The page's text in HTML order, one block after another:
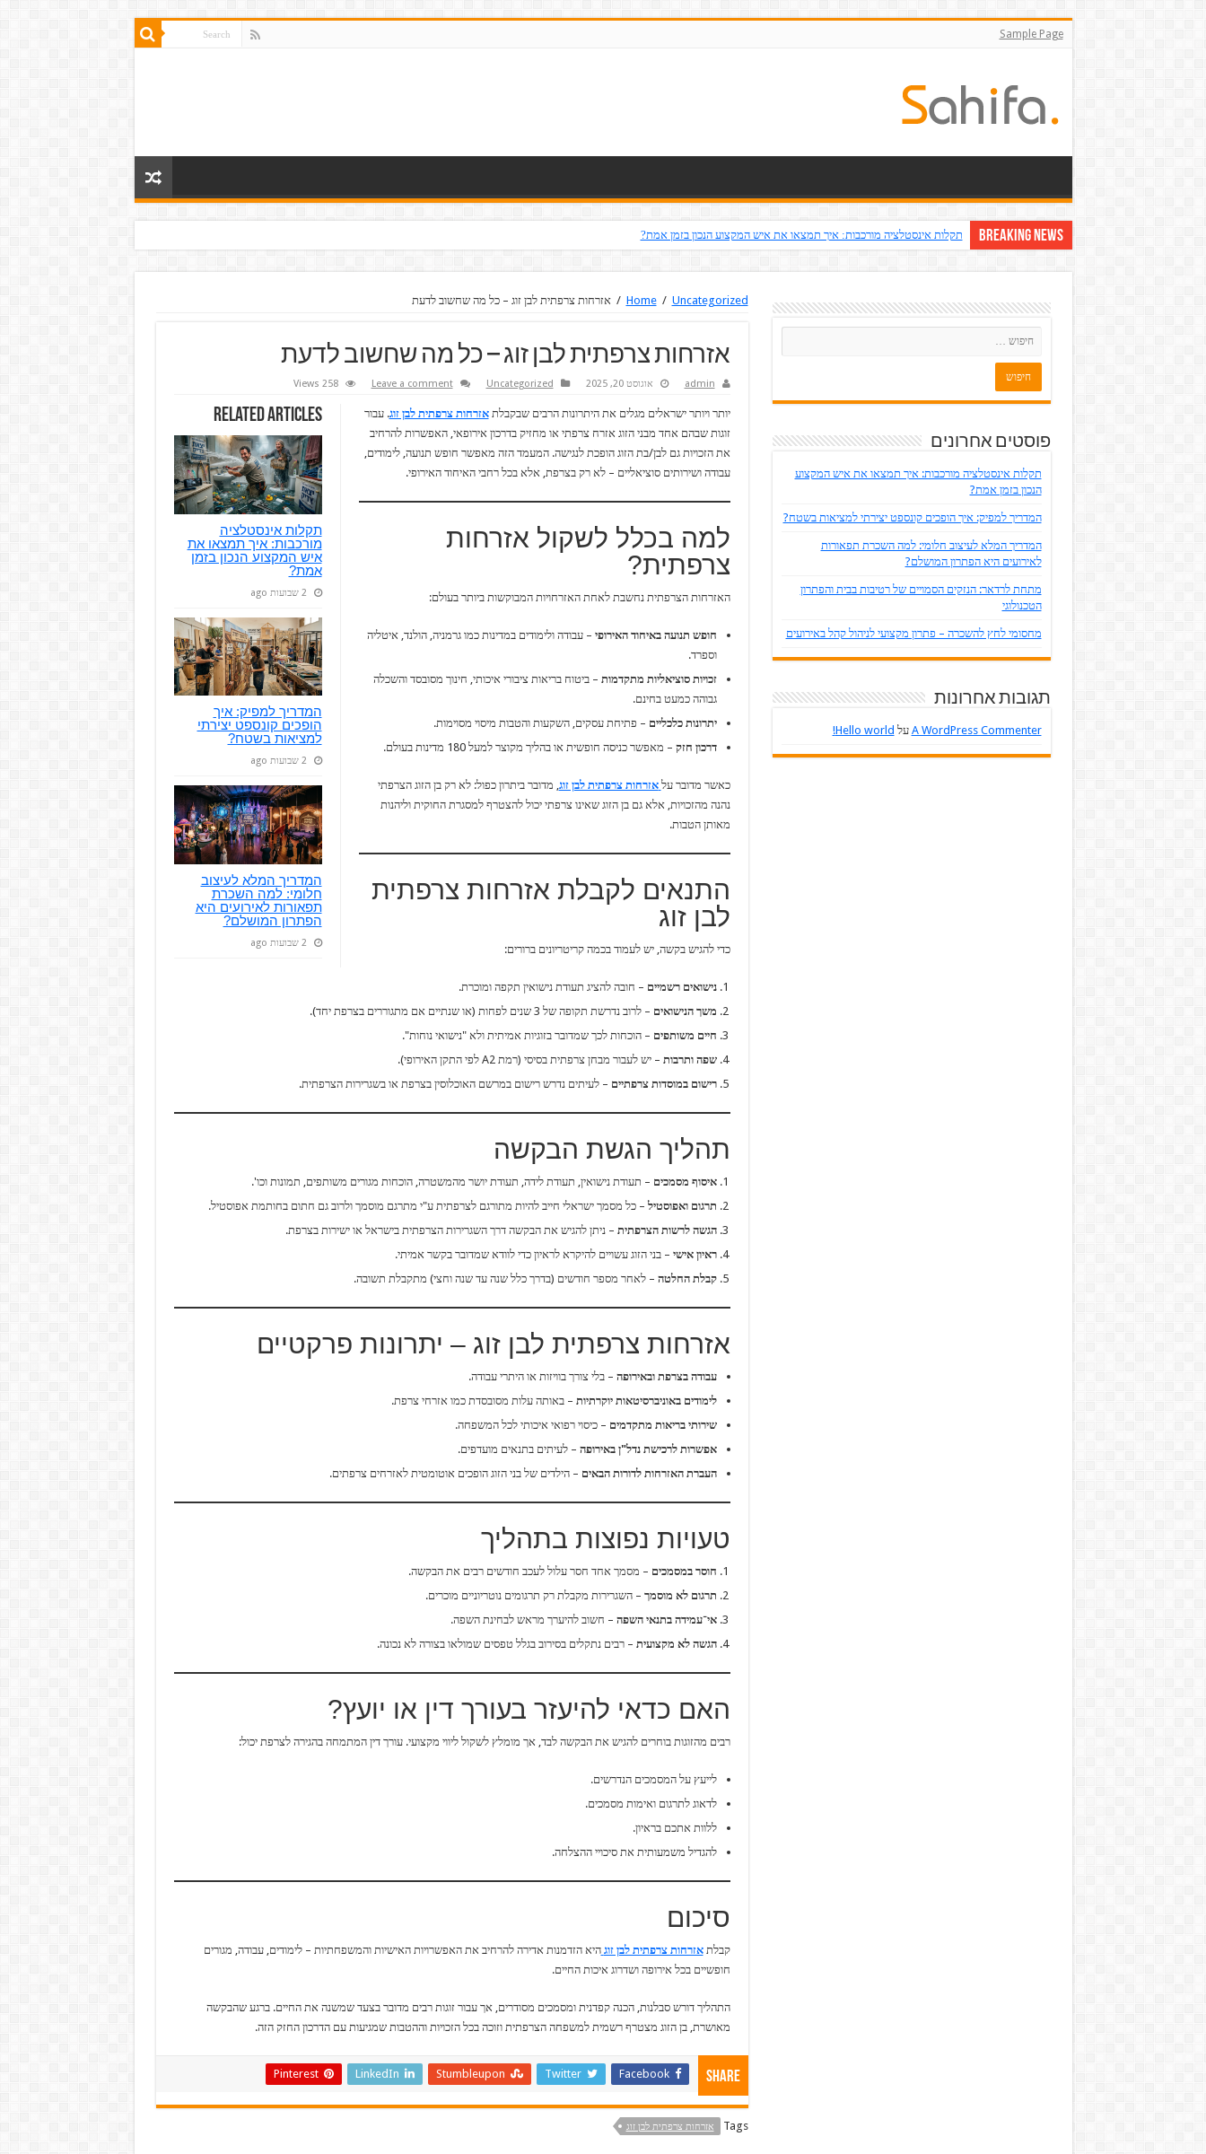
Sample Page
Breaking News תקלות אינסטלציה מורכבות: איך תמצאו את איש המקצוע הנכון בזמן אמת?
Home / Uncategorized
/ אזרחות צרפתית לבן זוג – כל מה שחשוב לדעת
אזרחות צרפתית לבן זוג – כל מה שחשוב לדעת
admin אוגוסט 20, 2025 Uncategorized
Leave a comment
258 Views
Related Articles
תקלות אינסטלציה
מורכבות: איך תמצאו את
איש המקצוע הנכון בזמן
אמת?
2 שבועות ago
המדריך למפיק: איך
הופכים קונספט יצירתי
למציאות בשטח?
2 שבועות ago
המדריך המלא לעיצוב
חלומי: למה השכרת
תפאורות לאירועים היא
הפתרון המושלם?
2 שבועות ago
יותר ויותר ישראלים מגלים את היתרונות הרבים שבקבלתאזרחות צרפתית לבן זוג. עבור
זוגות שבהם אחד מבני הזוג אזרח צרפתי או מחזיק בדרכון אירופאי, האפשרות להרחיב
את הזכויות גם לבן/בת הזוג הופכת לנגישה. המעמד הזה מאפשר חופש תנועה, לימודים,
עבודה ושירותים סוציאליים – לא רק בצרפת, אלא בכל רחבי האיחוד האירופי.
למה בכלל לשקול אזרחות
צרפתית?
האזרחות הצרפתית נחשבת לאחת האזרחויות המבוקשות ביותר בעולם:
חופש תנועה באיחוד האירופי – עבודה ולימודים במדינות כמו גרמניה, הולנד, איטליה
וספרד.
זכויות סוציאליות מתקדמות – ביטוח בריאות ציבורי איכותי, חינוך מסובסד והשכלה
גבוהה כמעט בחינם.
יתרונות כלכליים – פתיחת עסקים, השקעות והטבות מיסוי מסוימות.
דרכון חזק – מאפשר כניסה חופשית או בהליך מקוצר למעל 180 מדינות בעולם.
כאשר מדובר על אזרחות צרפתית לבן זוג , מדובר ביתרון כפול: לא רק בן הזוג הצרפתי
נהנה מהזכויות, אלא גם בן הזוג שאינו צרפתי יכול להצטרף למסגרת החוקית וליהנות
מאותן הטבות.
התנאים לקבלת אזרחות צרפתית
לבן זוג
כדי להגיש בקשה, יש לעמוד בכמה קריטריונים ברורים:
נישואים רשמיים – חובה להציג תעודת נישואין תקפה ומוכרת.
משך הנישואים – לרוב נדרשת תקופה של 3 שנים לפחות (או שנתיים אם מתגוררים בצרפת יחד).
חיים משותפים – הוכחות לכך שמדובר בזוגיות אמיתית ולא "נישואי נוחות".
שפה ותרבות – יש לעבור מבחן צרפתית בסיסי (רמת A2 לפי התקן האירופי).
רישום במוסדות צרפתיים – לעיתים נדרש רישום במרשם האוכלוסין בצרפת או בשגרירות הצרפתית.
תהליך הגשת הבקשה
איסוף מסמכים – תעודת נישואין, תעודת לידה, תעודת יושר מהמשטרה, הוכחות מגורים משותפים, תמונות וכו'.
תרגום ואפוסטיל – כל מסמך ישראלי חייב להיות מתורגם לצרפתית ע"י מתרגם מוסמך ולרוב גם חתום בחותמת אפוסטיל.
הגשה לרשות הצרפתית – ניתן להגיש את הבקשה דרך השגרירות הצרפתית בישראל או ישירות בצרפת.
ראיון אישי – בני הזוג עשויים להיקרא לראיון כדי לוודא שמדובר בקשר אמיתי.
קבלת החלטה – לאחר מספר חודשים (בדרך כלל שנה עד שנה וחצי) מתקבלת תשובה.
אזרחות צרפתית לבן זוג – יתרונות פרקטיים
עבודה בצרפת ובאירופה – בלי צורך בוויזות או היתרי עבודה.
לימודים באוניברסיטאות יוקרתיות – באותה עלות מסובסדת כמו אזרחי צרפת.
שירותי בריאות מתקדמים – כיסוי רפואי איכותי לכל המשפחה.
אפשרות לרכישת נדל"ן באירופה – לעיתים בתנאים מועדפים.
העברת האזרחות לדורות הבאים – הילדים של בני הזוג הופכים אוטומטית לאזרחים צרפתים.
טעויות נפוצות בתהליך
חוסר במסמכים – מסמך אחד חסר עלול לעכב חודשים רבים את הבקשה.
תרגום לא מוסמך – השגרירות מקבלת רק תרגומים נוטריוניים מוכרים.
אי־עמידה בתנאי השפה – חשוב להיערך מראש לבחינת השפה.
הגשה לא מקצועית – רבים נתקלים בסירוב בגלל טפסים שמולאו בצורה לא נכונה.
האם כדאי להיעזר בעורך דין או יועץ?
רבים מהזוגות בוחרים להגיש את הבקשה לבד, אך מומלץ לשקול ליווי מקצועי. עורך דין המתמחה בהגירה לצרפת יכול:
לייעץ על המסמכים הנדרשים.
לדאוג לתרגום ואימות מסמכים.
ללוות אתכם בראיון.
להגדיל משמעותית את סיכויי ההצלחה.
סיכום
קבלתאזרחות צרפתית לבן זוג היא הזדמנות אדירה להרחיב את האפשרויות האישיות והמשפחתיות – לימודים, עבודה, מגורים
חופשיים בכל אירופה ושדרוג איכות החיים.
התהליך דורש סבלנות, הכנה קפדנית ומסמכים מסודרים, אך עבור זוגות רבים מדובר בצעד שמשנה את החיים. ברגע שהבקשה
מאושרת, בן הזוג מצטרף רשמית למשפחה הצרפתית וזוכה בכל הזכויות וההטבות שמגיעות עם הדרכון החזק הזה.
Share
Facebook
Twitter
Stumbleupon
LinkedIn
Pinterest
Tags אזרחות צרפתית לבן זוג
פוסטים אחרונים
תקלות אינסטלציה מורכבות: איך תמצאו את איש המקצוע
הנכון בזמן אמת?
המדריך למפיק: איך הופכים קונספט יצירתי למציאות בשטח?
המדריך המלא לעיצוב חלומי: למה השכרת תפאורות
לאירועים היא הפתרון המושלם?
מתחת לרדאר: הנזקים הסמויים של רטיבות בבית והפתרון
הטכנולוגי
מחסומי לחץ להשכרה – פתרון מקצועי לניהול קהל באירועים
תגובות אחרונות
A WordPress Commenter על Hello world!